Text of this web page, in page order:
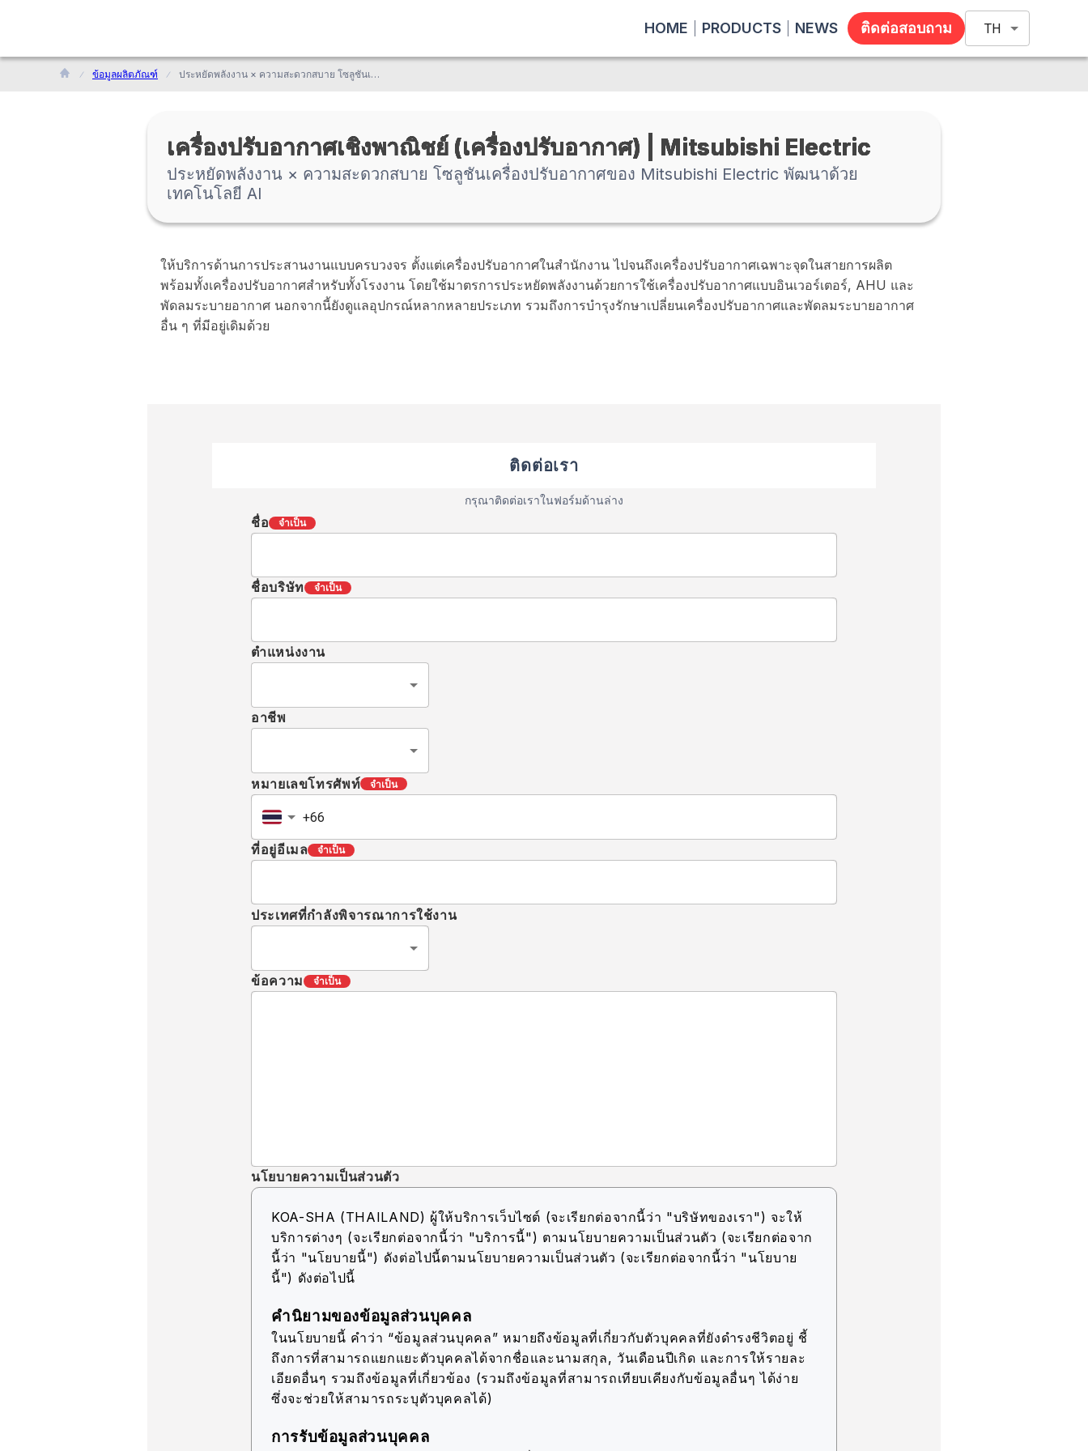
HOME PRODUCTS NEWS ติดต่อสอบถาม TH
ข้อมูลผลิตภัณฑ์ ประหยัดพลังงาน × ความสะดวกสบาย โซลูชันเครื่องปรับอากาศของ Mitsubishi Electric พัฒนาด้วยเทคโนโลยี AI
เครื่องปรับอากาศเชิงพาณิชย์ (เครื่องปรับอากาศ) | Mitsubishi Electric
ประหยัดพลังงาน × ความสะดวกสบาย โซลูชันเครื่องปรับอากาศของ Mitsubishi Electric พัฒนาด้วย
เทคโนโลยี AI
ให้บริการด้านการประสานงานแบบครบวงจร ตั้งแต่เครื่องปรับอากาศในสำนักงาน ไปจนถึงเครื่องปรับอากาศเฉพาะจุดในสายการผลิต
พร้อมทั้งเครื่องปรับอากาศสำหรับทั้งโรงงาน โดยใช้มาตรการประหยัดพลังงานด้วยการใช้เครื่องปรับอากาศแบบอินเวอร์เตอร์, AHU และ
พัดลมระบายอากาศ นอกจากนี้ยังดูแลอุปกรณ์หลากหลายประเภท รวมถึงการบำรุงรักษาเปลี่ยนเครื่องปรับอากาศและพัดลมระบายอากาศ
อื่น ๆ ที่มีอยู่เดิมด้วย
ติดต่อเรา
กรุณาติดต่อเราในฟอร์มด้านล่าง
ชื่อ จำเป็น
ชื่อบริษัท จำเป็น
ตำแหน่งงาน
อาชีพ
หมายเลขโทรศัพท์ จำเป็น
ที่อยู่อีเมล จำเป็น
ประเทศที่กำลังพิจารณาการใช้งาน
ข้อความ จำเป็น
นโยบายความเป็นส่วนตัว
KOA-SHA (THAILAND) ผู้ให้บริการเว็บไซต์ (จะเรียกต่อจากนี้ว่า "บริษัทของเรา") จะให้
บริการต่างๆ (จะเรียกต่อจากนี้ว่า "บริการนี้") ตามนโยบายความเป็นส่วนตัว (จะเรียกต่อจาก
นี้ว่า "นโยบายนี้") ดังต่อไปนี้ตามนโยบายความเป็นส่วนตัว (จะเรียกต่อจากนี้ว่า "นโยบาย
นี้") ดังต่อไปนี้
คำนิยามของข้อมูลส่วนบุคคล
ในนโยบายนี้ คำว่า “ข้อมูลส่วนบุคคล” หมายถึงข้อมูลที่เกี่ยวกับตัวบุคคลที่ยังดำรงชีวิตอยู่ ชี้
ถึงการที่สามารถแยกแยะตัวบุคคลได้จากชื่อและนามสกุล, วันเดือนปีเกิด และการให้รายละ
เอียดอื่นๆ รวมถึงข้อมูลที่เกี่ยวข้อง (รวมถึงข้อมูลที่สามารถเทียบเคียงกับข้อมูลอื่นๆ ได้ง่าย
ซึ่งจะช่วยให้สามารถระบุตัวบุคคลได้)
การรับข้อมูลส่วนบุคคล